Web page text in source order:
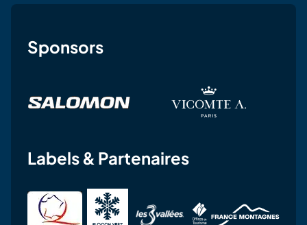
Sponsors
Labels & Partenaires